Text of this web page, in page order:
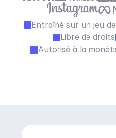
Entraîné sur un jeu
Libre de droits
Autorisé à la